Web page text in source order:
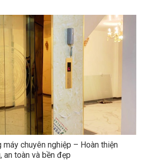
chuyên nghiệp – Hoàn thiện
an toàn và bền đẹp